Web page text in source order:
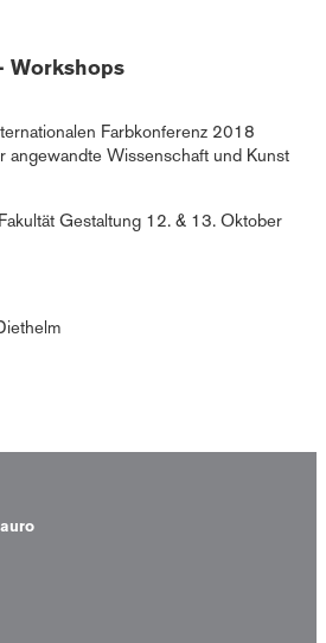
Workshops
Farbkonferenz 2018
angewandte Wissenschaft und Kunst
Gestaltung 12. & 13. Oktober